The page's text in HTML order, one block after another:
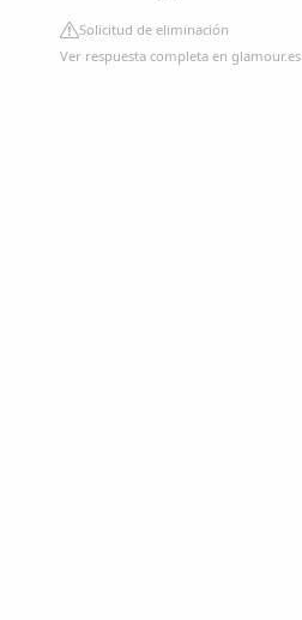
Solicitud de eliminación
Ver respuesta completa en glamour.es